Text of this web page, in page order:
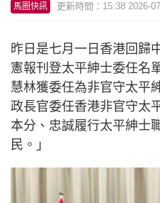
馬圈快訊 更新時間：15:38 2026-
昨日是七月一日香港回歸
憲報刊登太平紳士委任名
慧林獲委任為非官守太平
政長官委任香港非官守太
本分、忠誠履行太平紳士
民。」